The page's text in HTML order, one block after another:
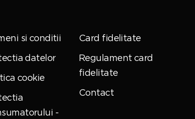
si conditii
datelor
cookie
-
Card fidelitate
Regulament card
fidelitate
Contact